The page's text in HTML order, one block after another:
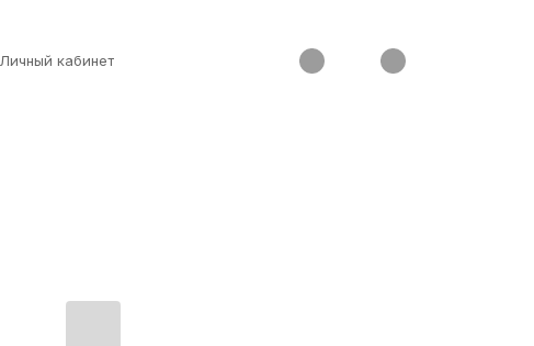
Личный кабинет